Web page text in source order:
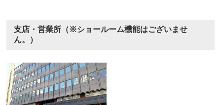
支店・営業所 （※ショールーム機能はございませ
ん。）